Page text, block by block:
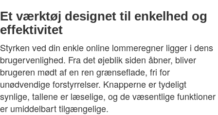
Et værktøj designet til enkelhed og
effektivitet
Styrken ved din enkle online lommeregner ligger i dens
brugervenlighed. Fra det øjeblik siden åbner, bliver
brugeren mødt af en ren grænseflade, fri for
unødvendige forstyrrelser. Knapperne er tydeligt
synlige, tallene er læselige, og de væsentlige funktioner
er umiddelbart tilgængelige.